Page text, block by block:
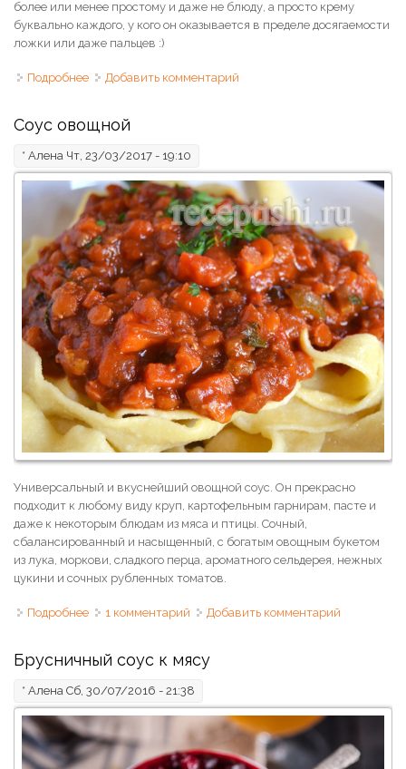
более или менее простому и даже не блюду, а просто крему
буквально каждого, у кого он оказывается в пределе досягаемости
ложки или даже пальцев :)
Подробнее о Ванильный заварной крем "Англез"
Добавить комментарий
Соус овощной
* Алена Чт, 23/03/2017 - 19:10
Универсальный и вкуснейший овощной соус. Он прекрасно
подходит к любому виду круп, картофельным гарнирам, пасте и
даже к некоторым блюдам из мяса и птицы. Сочный,
сбалансированный и насыщенный, с богатым овощным букетом
из лука, моркови, сладкого перца, ароматного сельдерея, нежных
цукини и сочных рубленных томатов.
Подробнее о Соус овощной
1 комментарий Добавить комментарий
Брусничный соус к мясу
* Алена Сб, 30/07/2016 - 21:38